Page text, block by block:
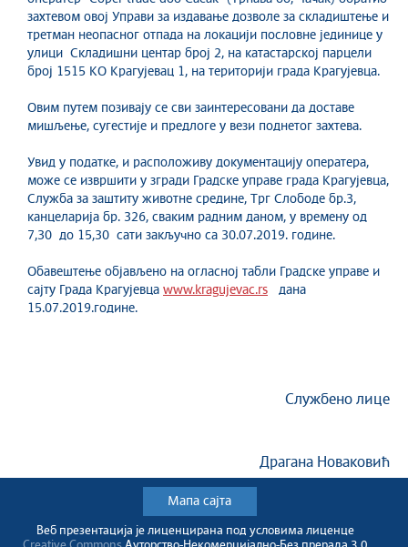
захтевом овој Управи за издавање дозволе за складиштење и
третман неопасног отпада на локацији пословне јединице у
улици Складишни центар број 2, на катастарској парцели
број 1515 КО Крагујевац 1, на територији града Крагујевца.
Овим путем позивају се сви заинтересовани да доставе
мишљење, сугестије и предлоге у вези поднетог захтева.
Увид у податке, и расположиву документацију оператера,
може се извршити у згради Градске управе града Крагујевца,
Служба за заштиту животне средине, Трг Слободе бр.3,
канцеларија бр. 326, сваким радним даном, у времену од
7,30 до 15,30 сати закључно са 30.07.2019. године.
Обавештење објављено на огласној табли Градске управе и
сајту Града Крагујевца www.kragujevac.rs дана
15.07.2019.године.
Службено лице
Драгана Новаковић
Мапа сајта
Веб презентација jе лиценциранa под условима лиценце